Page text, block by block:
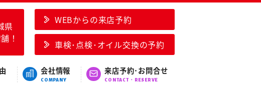
県
！
WEBからの来店予約
車検･点検･オイル交換の予約
会社情報
COMPANY
来店予約･お問合せ
CONTACT・RESERVE